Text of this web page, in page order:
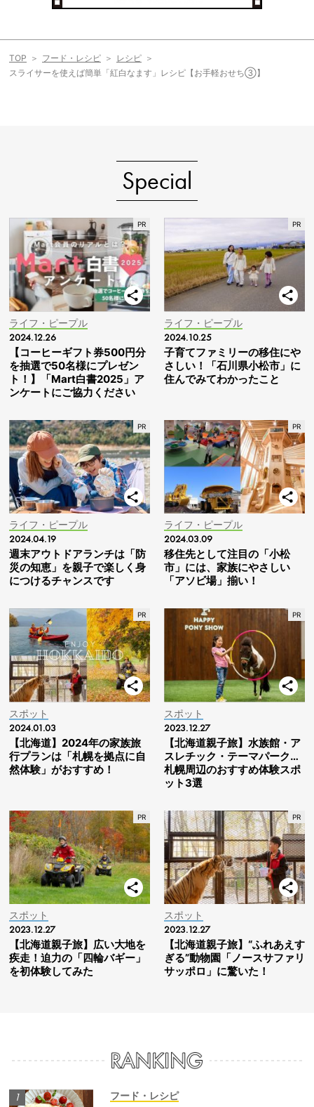
TOP フード・レシピ
レシピ
スライサーを使えば簡単「紅白なます」レシピ【お手軽おせち③】
Special
ライフ・ピープル
2024.12.26
【コーヒーギフト券500円分
を抽選で50名様にプレゼン
ト！】「Mart白書2025」ア
ンケートにご協力ください
ライフ・ピープル
2024.10.25
子育てファミリーの移住にや
さしい！「石川県小松市」に
住んでみてわかったこと
ライフ・ピープル
2024.04.19
週末アウトドアランチは「防
災の知恵」を親子で楽しく身
につけるチャンスです
ライフ・ピープル
2024.03.09
移住先として注目の「小松
市」には、家族にやさしい
「アソビ場」揃い！
スポット
2024.01.03
【北海道】2024年の家族旅
行プランは「札幌を拠点に自
然体験」がおすすめ！
スポット
2023.12.27
【北海道親子旅】水族館・ア
スレチック・テーマパーク…
札幌周辺のおすすめ体験スポ
ット3選
スポット
2023.12.27
【北海道親子旅】広い大地を
疾走！迫力の「四輪バギー」
を初体験してみた
スポット
2023.12.27
【北海道親子旅】“ふれあえす
ぎる”動物園「ノースサファリ
サッポロ」に驚いた！
フード・レシピ